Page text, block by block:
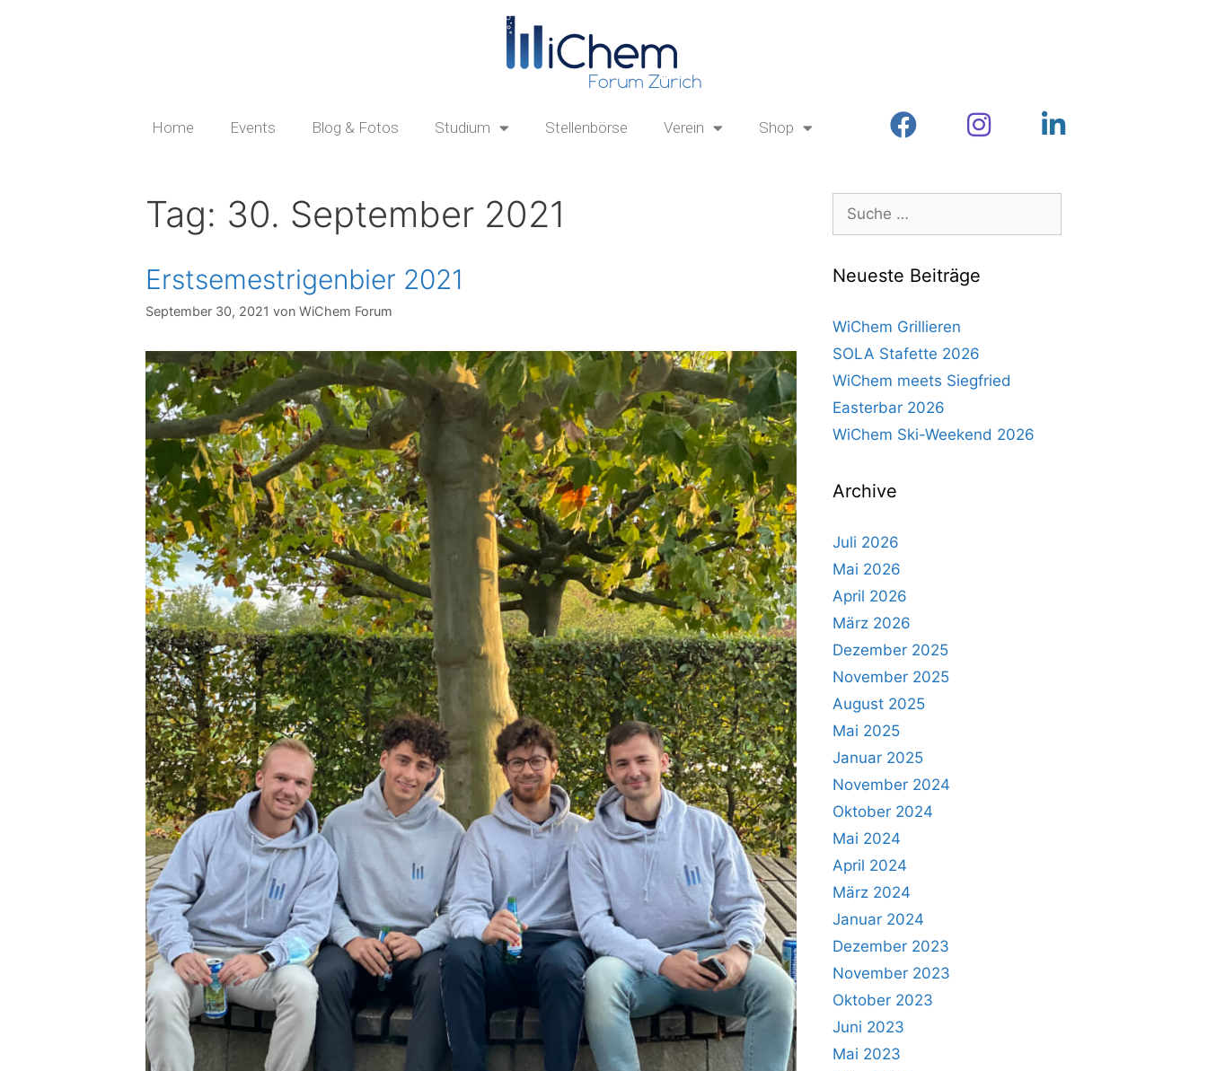
Home Events Blog & Fotos Studium Stellenbörse Verein Shop
Tag: 30. September 2021
Erstsemestrigenbier 2021
September 30, 2021 von WiChem Forum
Neueste Beiträge
WiChem Grillieren
SOLA Stafette 2026
WiChem meets Siegfried
Easterbar 2026
WiChem Ski-Weekend 2026
Archive
Juli 2026
Mai 2026
April 2026
März 2026
Dezember 2025
November 2025
August 2025
Mai 2025
Januar 2025
November 2024
Oktober 2024
Mai 2024
April 2024
März 2024
Januar 2024
Dezember 2023
November 2023
Oktober 2023
Juni 2023
Mai 2023